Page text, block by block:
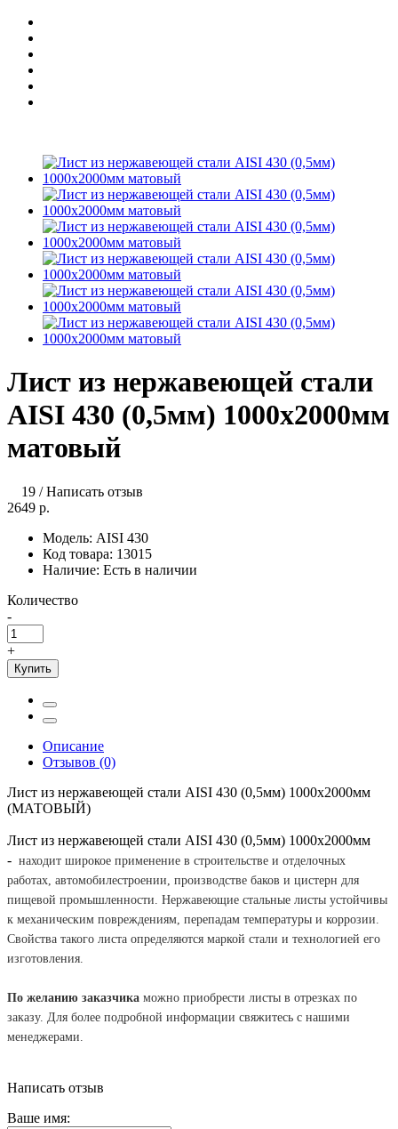
Лист из нержавеющей стали
AISI 430 (0,5мм) 1000х2000мм
матовый
19 /Написать отзыв
2649 р.
Модель: AISI 430
Код товара: 13015
Наличие: Есть в наличии
Количество
-
+
Купить
Описание
Отзывов (0)
Лист из нержавеющей стали AISI 430 (0,5мм) 1000х2000мм
(МАТОВЫЙ)
Лист из нержавеющей стали AISI 430 (0,5мм) 1000х2000мм
- находит широкое применение в строительстве и отделочных
работах, автомобилестроении, производстве баков и цистерн для
пищевой промышленности . Нержавеющие стальные листы устойчивы
к механическим повреждениям, перепадам температуры и коррозии.
Свойства такого листа определяются маркой стали и технологией его
изготовления.
По желанию заказчика можно приобрести листы в отрезках по
заказу. Для более подробной информации свяжитесь с нашими
менеджерами
Написать отзыв
Ваше имя: